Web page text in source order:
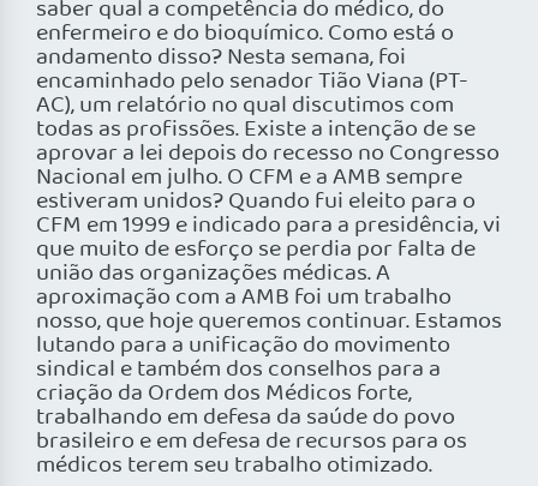
saber qual a competência do médico, do
enfermeiro e do bioquímico. Como está o
andamento disso? Nesta semana, foi
encaminhado pelo senador Tião Viana (PT-
AC), um relatório no qual discutimos com
todas as profissões. Existe a intenção de se
aprovar a lei depois do recesso no Congresso
Nacional em julho. O CFM e a AMB sempre
estiveram unidos? Quando fui eleito para o
CFM em 1999 e indicado para a presidência, vi
que muito de esforço se perdia por falta de
união das organizações médicas. A
aproximação com a AMB foi um trabalho
nosso, que hoje queremos continuar. Estamos
lutando para a unificação do movimento
sindical e também dos conselhos para a
criação da Ordem dos Médicos forte,
trabalhando em defesa da saúde do povo
brasileiro e em defesa de recursos para os
médicos terem seu trabalho otimizado.